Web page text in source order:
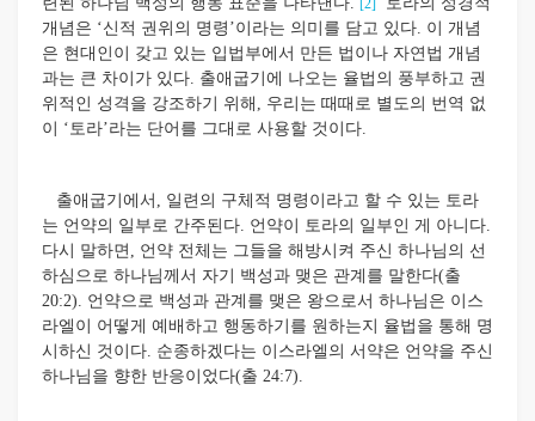
[2]
개념은 ‘신적 권위의 명령’이라는 의미를 담고 있다. 이 개념
은 현대인이 갖고 있는 입법부에서 만든 법이나 자연법 개념
과는 큰 차이가 있다. 출애굽기에 나오는 율법의 풍부하고 권
위적인 성격을 강조하기 위해, 우리는 때때로 별도의 번역 없
이 ‘토라’라는 단어를 그대로 사용할 것이다.
출애굽기에서, 일련의 구체적 명령이라고 할 수 있는 토라
는 언약의 일부로 간주된다. 언약이 토라의 일부인 게 아니다.
다시 말하면, 언약 전체는 그들을 해방시켜 주신 하나님의 선
하심으로 하나님께서 자기 백성과 맺은 관계를 말한다(출
20:2). 언약으로 백성과 관계를 맺은 왕으로서 하나님은 이스
라엘이 어떻게 예배하고 행동하기를 원하는지 율법을 통해 명
시하신 것이다. 순종하겠다는 이스라엘의 서약은 언약을 주신
하나님을 향한 반응이었다(출 24:7).